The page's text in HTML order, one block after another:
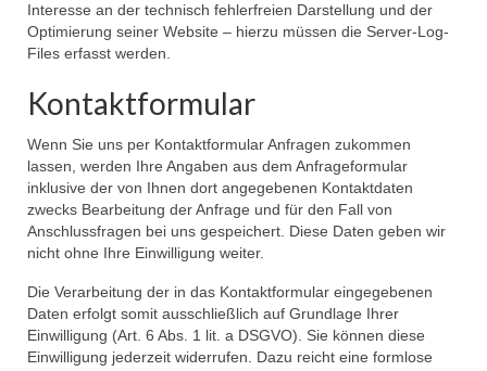
Interesse an der technisch fehlerfreien Darstellung und der
Optimierung seiner Website – hierzu müssen die Server-Log-
Files erfasst werden.
Kontaktformular
Wenn Sie uns per Kontaktformular Anfragen zukommen
lassen, werden Ihre Angaben aus dem Anfrageformular
inklusive der von Ihnen dort angegebenen Kontaktdaten
zwecks Bearbeitung der Anfrage und für den Fall von
Anschlussfragen bei uns gespeichert. Diese Daten geben wir
nicht ohne Ihre Einwilligung weiter.
Die Verarbeitung der in das Kontaktformular eingegebenen
Daten erfolgt somit ausschließlich auf Grundlage Ihrer
Einwilligung (Art. 6 Abs. 1 lit. a DSGVO). Sie können diese
Einwilligung jederzeit widerrufen. Dazu reicht eine formlose